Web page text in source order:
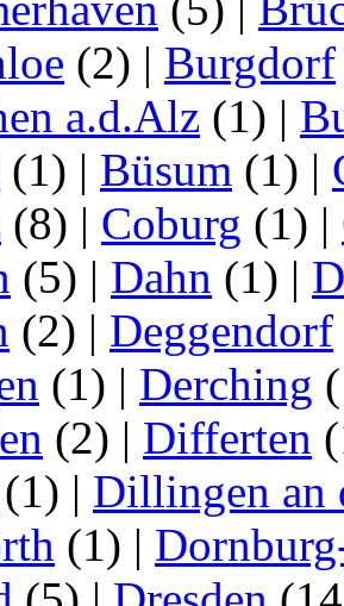
(2) | Burgdorf
a.d.Alz (1) |
(1) | Büsum (1) |
(8) | Coburg (1) |
(5) | Dahn (1) |
(2) | Deggendorf
(1) | Derching
(2) | Differten
(1) | Dillingen an
(1) |